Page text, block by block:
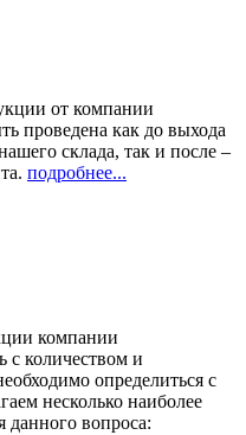
от компании
проведена как до выхода
склада, так и после –
подробнее...
компании
с количеством и
определиться с
несколько наиболее
данного вопроса: